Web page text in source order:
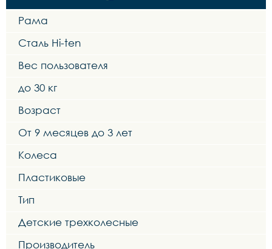
Рама
Сталь Hi-ten
Вес пользователя
до 30 кг
Возраст
От 9 месяцев до 3 лет
Колеса
Пластиковые
Тип
Детские трехколесные
Производитель